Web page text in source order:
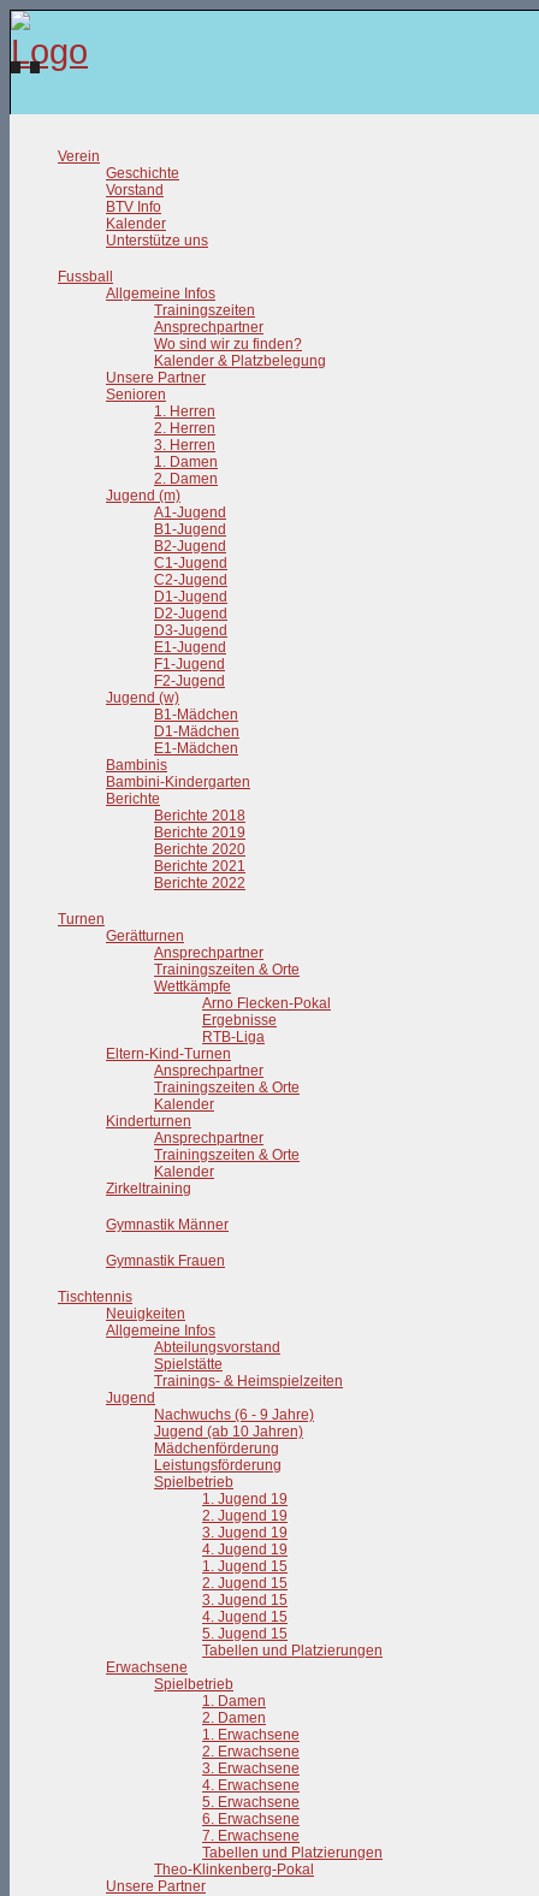
Verein
Geschichte
Vorstand
BTV Info
Kalender
Unterstütze uns
Fussball
Allgemeine Infos
Trainingszeiten
Ansprechpartner
Wo sind wir zu finden?
Kalender & Platzbelegung
Unsere Partner
Senioren
1. Herren
2. Herren
3. Herren
1. Damen
2. Damen
Jugend (m)
A1-Jugend
B1-Jugend
B2-Jugend
C1-Jugend
C2-Jugend
D1-Jugend
D2-Jugend
D3-Jugend
E1-Jugend
F1-Jugend
F2-Jugend
Jugend (w)
B1-Mädchen
D1-Mädchen
E1-Mädchen
Bambinis
Bambini-Kindergarten
Berichte
Berichte 2018
Berichte 2019
Berichte 2020
Berichte 2021
Berichte 2022
Turnen
Gerätturnen
Ansprechpartner
Trainingszeiten & Orte
Wettkämpfe
Arno Flecken-Pokal
Ergebnisse
RTB-Liga
Eltern-Kind-Turnen
Ansprechpartner
Trainingszeiten & Orte
Kalender
Kinderturnen
Ansprechpartner
Trainingszeiten & Orte
Kalender
Zirkeltraining
Gymnastik Männer
Gymnastik Frauen
Tischtennis
Neuigkeiten
Allgemeine Infos
Abteilungsvorstand
Spielstätte
Trainings- & Heimspielzeiten
Jugend
Nachwuchs (6 - 9 Jahre)
Jugend (ab 10 Jahren)
Mädchenförderung
Leistungsförderung
Spielbetrieb
1. Jugend 19
2. Jugend 19
3. Jugend 19
4. Jugend 19
1. Jugend 15
2. Jugend 15
3. Jugend 15
4. Jugend 15
5. Jugend 15
Tabellen und Platzierungen
Erwachsene
Spielbetrieb
1. Damen
2. Damen
1. Erwachsene
2. Erwachsene
3. Erwachsene
4. Erwachsene
5. Erwachsene
6. Erwachsene
7. Erwachsene
Tabellen und Platzierungen
Theo-Klinkenberg-Pokal
Unsere Partner